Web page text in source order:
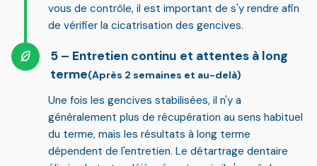
vous de contrôle, il est important de s'y rendre afin
de vérifier la cicatrisation des gencives.
Entretien continu et attentes à long
terme(Après 2 semaines et au-delà)
Une fois les gencives stabilisées, il n'y a
généralement plus de récupération au sens habituel
du terme, mais les résultats à long terme
dépendent de l'entretien. Le détartrage dentaire